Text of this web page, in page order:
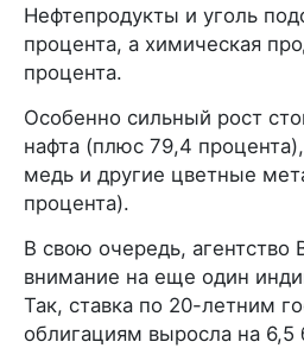
Нефтепродукты и уголь
процента, а химическая
процента.
Особенно сильный рост
нафта (плюс 79,4
медь и другие цветные
процента).
В свою очередь, агентство
внимание на еще один
Так, ставка по 20-летним
облигациям выросла на 6,5